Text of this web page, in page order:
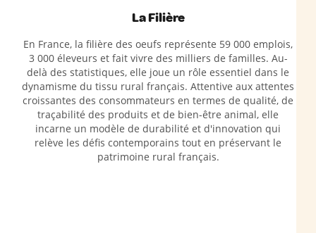
La Filière
En France, la filière des oeufs représente 59 000 emplois,
3 000 éleveurs et fait vivre des milliers de familles. Au-
delà des statistiques, elle joue un rôle essentiel dans le
dynamisme du tissu rural français. Attentive aux attentes
croissantes des consommateurs en termes de qualité, de
traçabilité des produits et de bien-être animal, elle
incarne un modèle de durabilité et d'innovation qui
relève les défis contemporains tout en préservant le
patrimoine rural français.